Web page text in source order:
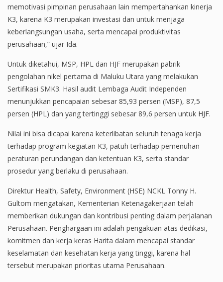
memotivasi pimpinan perusahaan lain mempertahankan kinerja
K3, karena K3 merupakan investasi dan untuk menjaga
keberlangsungan usaha, serta mencapai produktivitas
perusahaan,” ujar Ida.
Untuk diketahui, MSP, HPL dan HJF merupakan pabrik
pengolahan nikel pertama di Maluku Utara yang melakukan
Sertifikasi SMK3. Hasil audit Lembaga Audit Independen
menunjukkan pencapaian sebesar 85,93 persen (MSP), 87,5
persen (HPL) dan yang tertinggi sebesar 89,6 persen untuk HJF.
Nilai ini bisa dicapai karena keterlibatan seluruh tenaga kerja
terhadap program kegiatan K3, patuh terhadap pemenuhan
peraturan perundangan dan ketentuan K3, serta standar
prosedur yang berlaku di perusahaan.
Direktur Health, Safety, Environment (HSE) NCKL Tonny H.
Gultom mengatakan, Kementerian Ketenagakerjaan telah
memberikan dukungan dan kontribusi penting dalam perjalanan
Perusahaan. Penghargaan ini adalah pengakuan atas dedikasi,
komitmen dan kerja keras Harita dalam mencapai standar
keselamatan dan kesehatan kerja yang tinggi, karena hal
tersebut merupakan prioritas utama Perusahaan.